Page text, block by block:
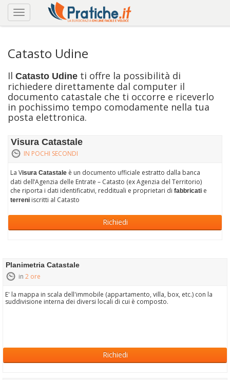
Catasto Udine
Il Catasto Udine ti offre la possibilità di
richiedere direttamente dal computer il
documento catastale che ti occorre e riceverlo
in pochissimo tempo comodamente nella tua
posta elettronica.
Visura Catastale
IN POCHI SECONDI
La Visura Catastale è un documento ufficiale estratto dalla banca
dati dell’Agenzia delle Entrate – Catasto (ex Agenzia del Territorio)
che riporta i dati identificativi, reddituali e proprietari difabbricati e
terreni iscritti al Catasto
Richiedi
Planimetria Catastale
in 2 ore
E' la mappa in scala dell'immobile (appartamento, villa, box, etc.) con la
suddivisione interna dei diversi locali di cui è composto.
Richiedi